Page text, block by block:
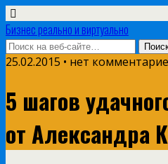
Бизнес реально и виртуально
25.02.2015 • нет
5 шагов
от Александра